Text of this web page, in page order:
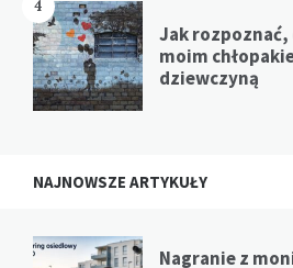
4
Jak rozpoznać,
moim
dziewczyną
NAJNOWSZE ARTYKUŁY
Nagranie z